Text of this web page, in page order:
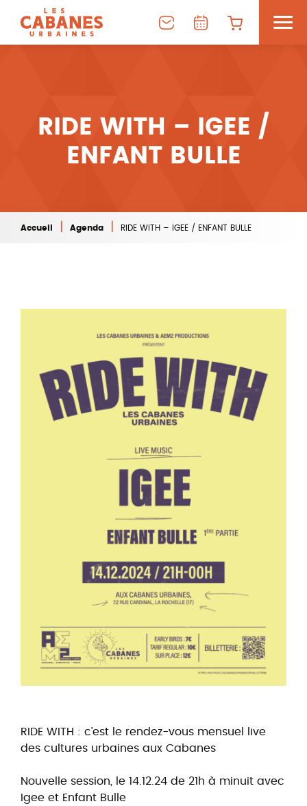
RIDE WITH – IGEE /
ENFANT BULLE
Accueil Agenda RIDE WITH – IGEE / ENFANT BULLE
RIDE WITH : c’est le rendez-vous mensuel live
des cultures urbaines aux Cabanes
Nouvelle session, le 14.12.24 de 21h à minuit avec
Igee et Enfant Bulle